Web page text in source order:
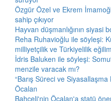
Özgür Özel ve Ekrem
sahip çıkıyor
Hayvan düşmanlığının siyasi
Reha Ruhavioğlu ile söyleşi:
milliyetçilik ve Türkiyelilik
İdris Baluken ile söyleşi:
menzile varacak mı?
“Barış Süreci ve
Öcalan
Bahçeli'nin Öcalan'a statü